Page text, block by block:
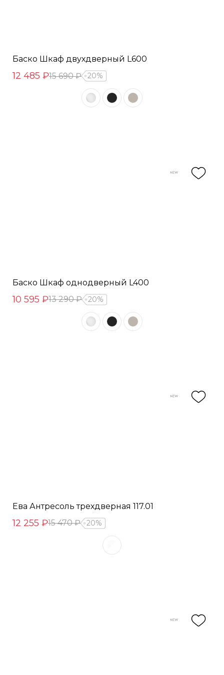
Баско Шкаф двухдверный L600
12 485 ₽15 690 ₽ 20%
Баско Шкаф однодверный L400
10 595 ₽13 290 ₽ 20%
Ева Антресоль трехдверная 117.01
12 255 ₽15 470 ₽ 20%